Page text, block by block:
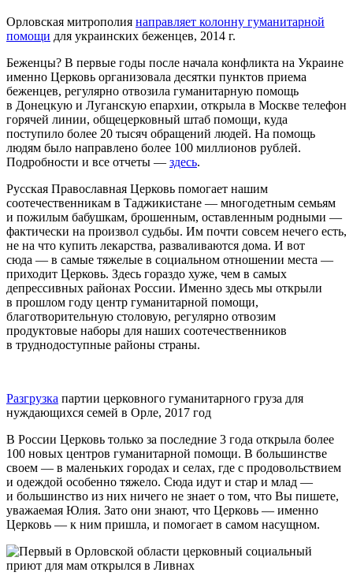
Орловская митрополия направляет колонну гуманитарной
помощи для украинских беженцев, 2014 г.
Беженцы? В первые годы после начала конфликта на Украине
именно Церковь организовала десятки пунктов приема
беженцев, регулярно отвозила гуманитарную помощь
в Донецкую и Луганскую епархии, открыла в Москве телефон
горячей линии, общецерковный штаб помощи, куда
поступило более 20 тысяч обращений людей. На помощь
людям было направлено более 100 миллионов рублей.
Подробности и все отчеты — здесь.
Русская Православная Церковь помогает нашим
соотечественникам в Таджикистане — многодетным семьям
и пожилым бабушкам, брошенным, оставленным родными —
фактически на произвол судьбы. Им почти совсем нечего есть,
не на что купить лекарства, разваливаются дома. И вот
сюда — в самые тяжелые в социальном отношении места —
приходит Церковь. Здесь гораздо хуже, чем в самых
депрессивных районах России. Именно здесь мы открыли
в прошлом году центр гуманитарной помощи,
благотворительную столовую, регулярно отвозим
продуктовые наборы для наших соотечественников
в труднодоступные районы страны.
Разгрузка партии церковного гуманитарного груза для
нуждающихся семей в Орле, 2017 год
В России Церковь только за последние 3 года открыла более
100 новых центров гуманитарной помощи. В большинстве
своем — в маленьких городах и селах, где с продовольствием
и одеждой особенно тяжело. Сюда идут и стар и млад —
и большинство из них ничего не знает о том, что Вы пишете,
уважаемая Юлия. Зато они знают, что Церковь — именно
Церковь — к ним пришла, и помогает в самом насущном.